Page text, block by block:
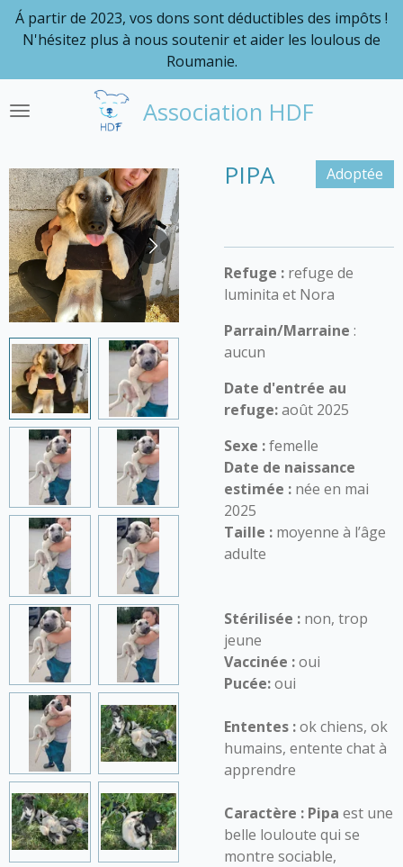
Passer
principal
Association HDF
Á partir de 2023, vos dons sont déductibles des impôts !
N'hésitez plus à nous soutenir et aider les loulous de
Roumanie.
PIPA Adoptée
Refuge : refuge de
luminita et Nora
Parrain/Marraine :
aucun
Date d'entrée au
refuge:août 2025
Sexe :femelle
Date de naissance
estimée : née en mai
2025
Taille : moyenne à l’âge
adulte
Stérilisée : non, trop
jeune
Vaccinée :oui
Pucée:oui
Ententes :ok chiens, ok
humains, entente chat à
apprendre
Caractère : Pipa est une
belle louloute qui se
montre sociable,